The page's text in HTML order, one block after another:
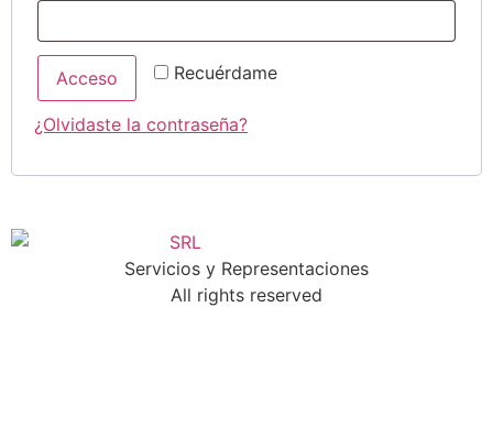
Recuérdame
Acceso
¿Olvidaste la contraseña?
Servicios y Representaciones
All rights reserved